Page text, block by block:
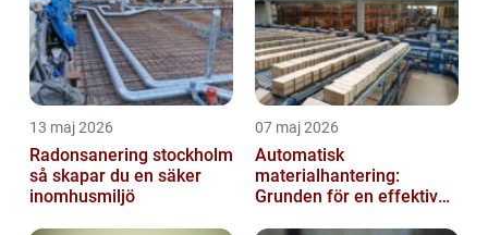
13 maj 2026
Radonsanering stockholm
så skapar du en säker
inomhusmiljö
07 maj 2026
Automatisk
materialhantering:
Grunden för en effektiv